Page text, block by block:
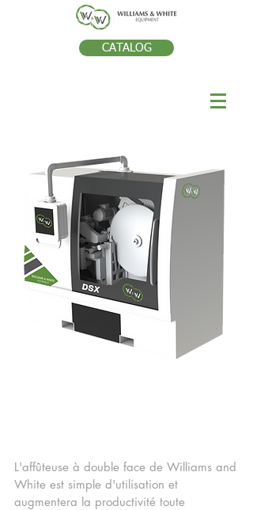
CATALOG
L'affûteuse à double face de Williams and
White est simple d'utilisation et
augmentera la productivité toute